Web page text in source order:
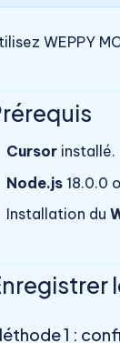
WEPPY
Cursorinstallé.
Node.js18.0.0
Installation du
1 :